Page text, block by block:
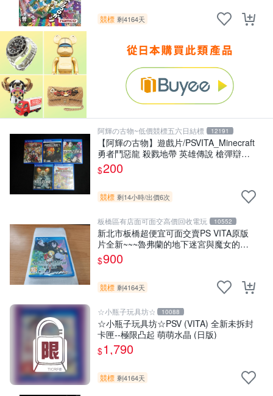
競標 剩4164天
阿輝の古物~低價競標五六日結標 12191
【阿輝の古物】遊戲片/PSVITA_Minecraft
勇者鬥惡龍 殺戮地帶 英雄傳說 槍彈辯駁
一批合售_刮痕污漬_1元起標無底價
_#F30
$200
競標 剩14小時/出價6次
板橋區有店面可面交高價回收電玩 10552
新北市板橋超便宜可面交賣PS VITA原版
片全新~~~魯弗蘭的地下迷宮與魔女的旅
團~~~便宜賣
$900
競標 剩4164天
☆小瓶子玩具坊☆ 10088
☆小瓶子玩具坊☆PSV (VITA) 全新未拆封
卡匣--極限凸起 萌萌水晶 (日版)
$1,790
競標 剩4164天